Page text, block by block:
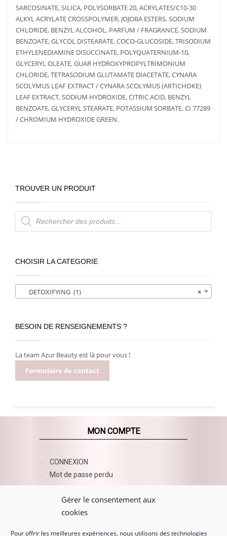
Gérer le consentement aux
cookies
Pour offrir les meilleures expériences, nous utilisons des technologies
SARCOSINATE, SILICA, POLYSORBATE 20, ACRYLATES/C10-30
ALKYL ACRYLATE CROSSPOLYMER, JOJOBA ESTERS, SODIUM
CHLORIDE, BENZYL ALCOHOL, PARFUM / FRAGRANCE, SODIUM
BENZOATE, GLYCOL DISTEARATE, COCO-GLUCOSIDE, TRISODIUM
ETHYLENEDIAMINE DISUCCINATE, POLYQUATERNIUM-10,
GLYCERYL OLEATE, GUAR HYDROXYPROPYLTRIMONIUM
CHLORIDE, TETRASODIUM GLUTAMATE DIACETATE, CYNARA
SCOLYMUS LEAF EXTRACT / CYNARA SCOLYMUS (ARTICHOKE)
LEAF EXTRACT, SODIUM HYDROXIDE, CITRIC ACID, BENZYL
BENZOATE, GLYCERYL STEARATE, POTASSIUM SORBATE, CI 77289
/ CHROMIUM HYDROXIDE GREEN.
TROUVER UN PRODUIT
Recherche
de
produits
CHOISIR LA CATEGORIE
×
DETOXIFYING (1)
BESOIN DE RENSEIGNEMENTS ?
La team Azur Beauty est là pour vous !
Formulaire de contact
MON COMPTE
CONNEXION
Mot de passe perdu
AZUR BEAUTY ESHOP